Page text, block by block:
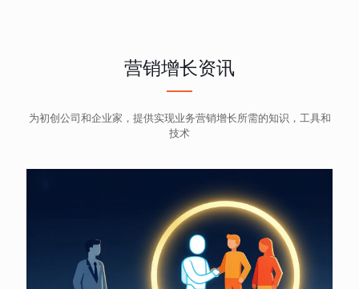
营销增长资讯
为初创公司和企业家，提供实现业务营销增长所需的知识，工具和
技术